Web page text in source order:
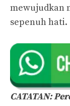
mewujudkan
sepenuh hati.
CATATAN: